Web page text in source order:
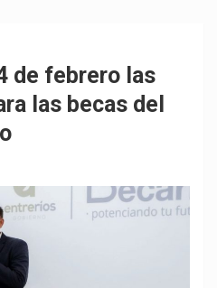
de febrero las
las becas del